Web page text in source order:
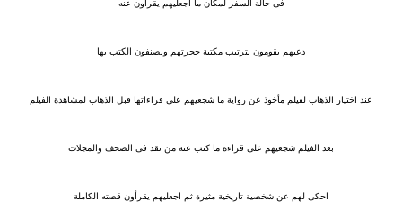
فى حالة السفر لمكان ما اجعليهم يقرأون عنه
دعيهم يقومون بترتيب مكتبة حجرتهم ويصنفون الكتب بها
عند اختيار الذهاب لفيلم مأخوذ عن رواية ما شجعيهم على قراءاتها قبل الذهاب لمشاهدة الفيلم
بعد الفيلم شجعيهم على قراءة ما كتب عنه من نقد فى الصحف والمجلات
احكى لهم عن شخصية تاريخية مثيرة ثم اجعليهم يقرأون قصته الكاملة